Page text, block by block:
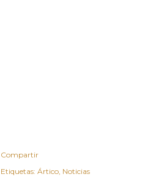
Compartir
Etiquetas: Ártico Noticias